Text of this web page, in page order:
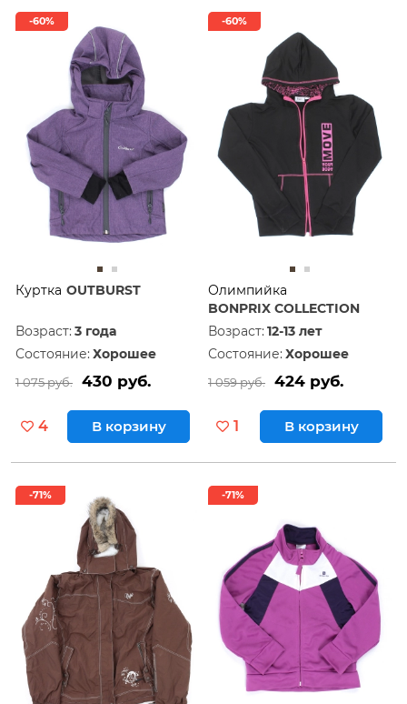
-60%
Куртка OUTBURST
Возраст: 3 года
Состояние: Хорошее
1 075 руб. 430 руб.
4 В корзину
-60%
Олимпийка
BONPRIX COLLECTION
Возраст: 12-13 лет
Состояние: Хорошее
1 059 руб. 424 руб.
1 В корзину
-71% -71%